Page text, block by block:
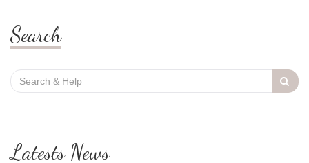
Search
Search
for:
Latests News